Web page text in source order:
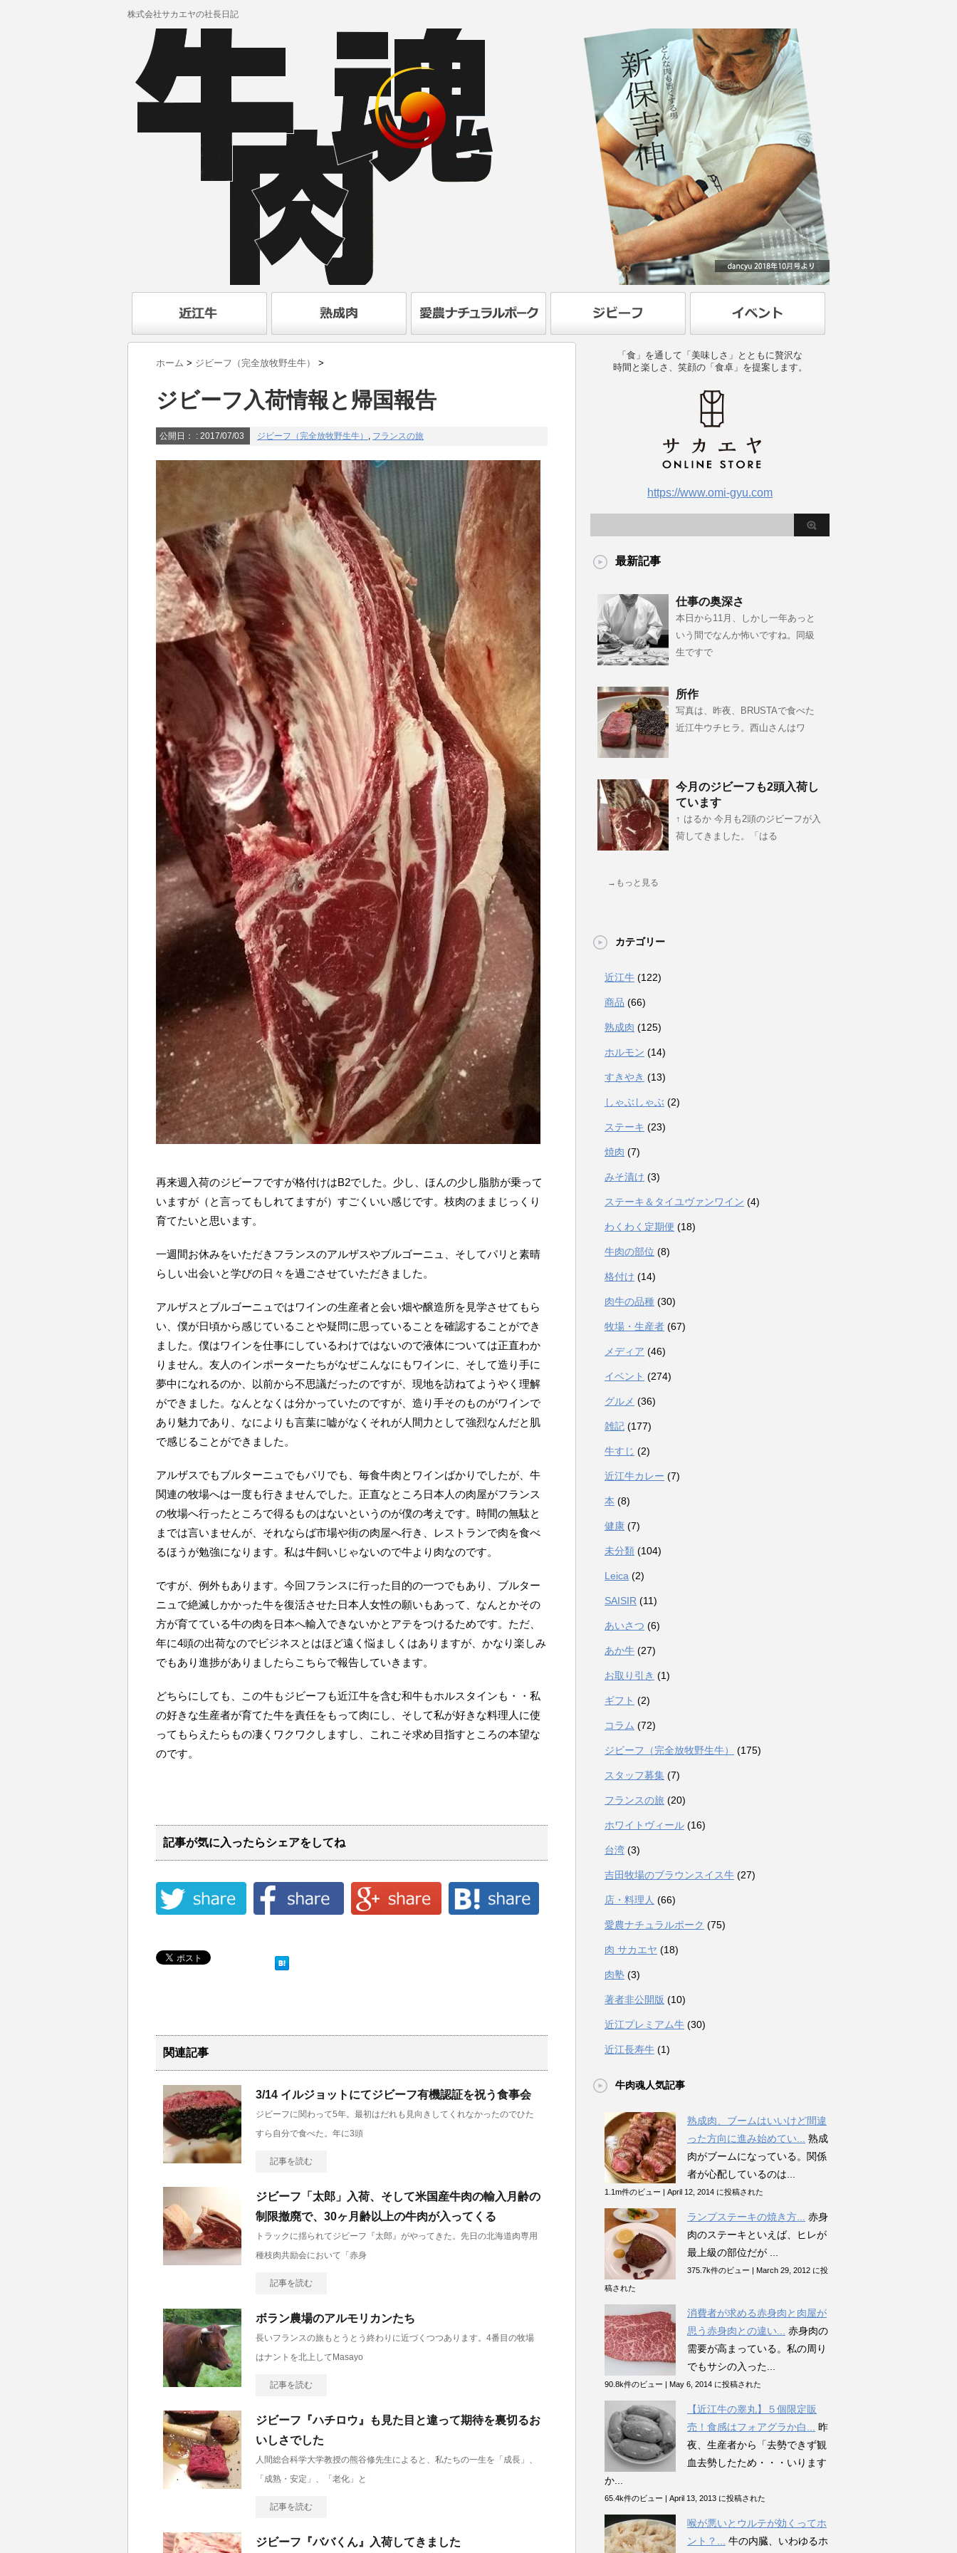
株式会社サカエヤの社長日記
ホーム > ジビーフ（完全放牧野生牛） >
ジビーフ入荷情報と帰国報告
公開日： : 2017/07/03 ジビーフ（完全放牧野生牛） , フランスの旅
再来週入荷のジビーフですが格付けはB2でした。少し、ほんの少し脂肪が乗って
いますが（と言ってもしれてますが）すごくいい感じです。枝肉のままじっくり
育てたいと思います。
一週間お休みをいただきフランスのアルザスやブルゴーニュ、そしてパリと素晴
らしい出会いと学びの日々を過ごさせていただきました。
アルザスとブルゴーニュではワインの生産者と会い畑や醸造所を見学させてもら
い、僕が日頃から感じていることや疑問に思っていることを確認することができ
ました。僕はワインを仕事にしているわけではないので液体については正直わか
りません。友人のインポーターたちがなぜこんなにもワインに、そして造り手に
夢中になれるのか、以前から不思議だったのですが、現地を訪ねてようやく理解
ができました。なんとなくは分かっていたのですが、造り手そのものがワインで
あり魅力であり、なによりも言葉に嘘がなくそれが人間力として強烈なんだと肌
で感じることができました。
アルザスでもブルターニュでもパリでも、毎食牛肉とワインばかりでしたが、牛
関連の牧場へは一度も行きませんでした。正直なところ日本人の肉屋がフランス
の牧場へ行ったところで得るものはないというのが僕の考えです。時間の無駄と
までは言いませんが、それならば市場や街の肉屋へ行き、レストランで肉を食べ
るほうが勉強になります。私は牛飼いじゃないので牛より肉なのです。
ですが、例外もあります。今回フランスに行った目的の一つでもあり、ブルター
ニュで絶滅しかかった牛を復活させた日本人女性の願いもあって、なんとかその
方が育てている牛の肉を日本へ輸入できないかとアテをつけるためです。ただ、
年に4頭の出荷なのでビジネスとはほど遠く悩ましくはありますが、かなり楽しみ
でもあり進捗がありましたらこちらで報告していきます。
どちらにしても、この牛もジビーフも近江牛を含む和牛もホルスタインも・・私
の好きな生産者が育てた牛を責任をもって肉にし、そして私が好きな料理人に使
ってもらえたらもの凄くワクワクしますし、これこそ求め目指すところの本望な
のです。
記事が気に入ったらシェアをしてね
関連記事
3/14 イルジョットにてジビーフ有機認証を祝う食事会
ジビーフに関わって5年。最初はだれも見向きしてくれなかったのでひた
すら自分で食べた。年に3頭
記事を読む
ジビーフ「太郎」入荷、そして米国産牛肉の輸入月齢の
制限撤廃で、30ヶ月齢以上の牛肉が入ってくる
トラックに揺られてジビーフ『太郎』がやってきた。先日の北海道肉専用
種枝肉共励会において「赤身
記事を読む
ボラン農場のアルモリカンたち
長いフランスの旅もとうとう終わりに近づくつつあります。4番目の牧場
はナントを北上してMasayo
記事を読む
ジビーフ『ハチロウ』も見た目と違って期待を裏切るお
いしさでした
人間総合科学大学教授の熊谷修先生によると、私たちの一生を「成長」、
「成熟・安定」、「老化」と
記事を読む
ジビーフ『ババくん』入荷してきました
「食」を通して「美味しさ」とともに贅沢な
時間と楽しさ、笑顔の「食卓」を提案します。
https://www.omi-gyu.com
最新記事
仕事の奥深さ
本日から11月、しかし一年あっと
いう間でなんか怖いですね。同級
生ですで
所作
写真は、昨夜、BRUSTAで食べた
近江牛ウチヒラ。西山さんはワ
今月のジビーフも2頭入荷し
ています
↑ はるか 今月も2頭のジビーフが入
荷してきました。「はる
→もっと見る
カテゴリー
近江牛 (122)
商品 (66)
熟成肉 (125)
ホルモン (14)
すきやき (13)
しゃぶしゃぶ (2)
ステーキ (23)
焼肉 (7)
みそ漬け (3)
ステーキ＆タイユヴァンワイン (4)
わくわく定期便 (18)
牛肉の部位 (8)
格付け (14)
肉牛の品種 (30)
牧場・生産者 (67)
メディア (46)
イベント (274)
グルメ (36)
雑記 (177)
牛すじ (2)
近江牛カレー (7)
本 (8)
健康 (7)
未分類 (104)
Leica (2)
SAISIR (11)
あいさつ (6)
あか牛 (27)
お取り引き (1)
ギフト (2)
コラム (72)
ジビーフ（完全放牧野生牛） (175)
スタッフ募集 (7)
フランスの旅 (20)
ホワイトヴィール (16)
台湾 (3)
吉田牧場のブラウンスイス牛 (27)
店・料理人 (66)
愛農ナチュラルポーク (75)
肉 サカエヤ (18)
肉塾 (3)
著者非公開版 (10)
近江プレミアム牛 (30)
近江長寿牛 (1)
牛肉魂人気記事
熟成肉、ブームはいいけど間違
った方向に進み始めてい...
熟成
肉がブームになっている。関係
者が心配しているのは...
1.1m件のビュー | April 12, 2014 に投稿された
ランプステーキの焼き方...
赤身
肉のステーキといえば、ヒレが
最上級の部位だが ...
375.7k件のビュー | March 29, 2012 に投
稿された
消費者が求める赤身肉と肉屋が
思う赤身肉との違い...
赤身肉の
需要が高まっている。私の周り
でもサシの入った...
90.8k件のビュー | May 6, 2014 に投稿された
【近江牛の睾丸】５個限定販
売！食感はフォアグラか白...
昨
夜、生産者から「去勢できず観
血去勢したため・・・いります
か...
65.4k件のビュー | April 13, 2013 に投稿された
喉が悪いとウルテが効くってホ
ント？...
牛の内臓、いわゆるホ